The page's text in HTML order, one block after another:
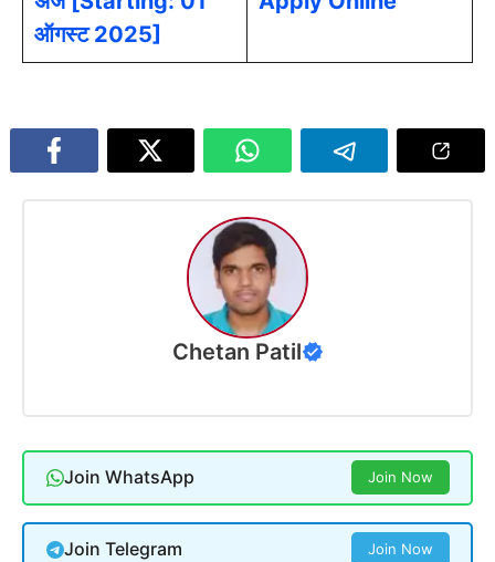
ऑगस्ट 2025]
Chetan Patil
Join WhatsApp Join Now
Join Telegram Join Now